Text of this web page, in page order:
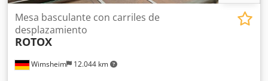
Wimsheim 12.044 km
Mesa basculante con carriles de
desplazamiento
ROTOX